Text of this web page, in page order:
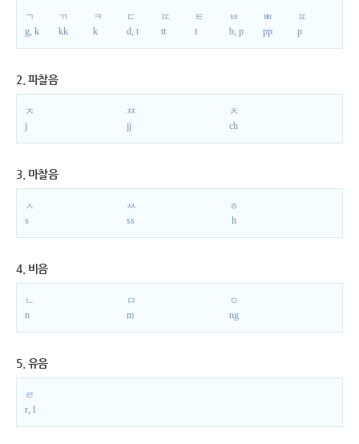
ㄱ
g, k
ㄲ
kk
ㅋ
k
ㄷ
d, t
ㄸ
tt
ㅌ
t
ㅂ
b, p
ㅃ
pp
ㅍ
p
2. 파찰음
ㅈ
j
ㅉ
jj
ㅊ
ch
3. 마찰음
ㅅ
s
ㅆ
ss
ㅎ
h
4. 비음
ㄴ
n
ㅁ
m
ㅇ
ng
5. 유음
ㄹ
r, l